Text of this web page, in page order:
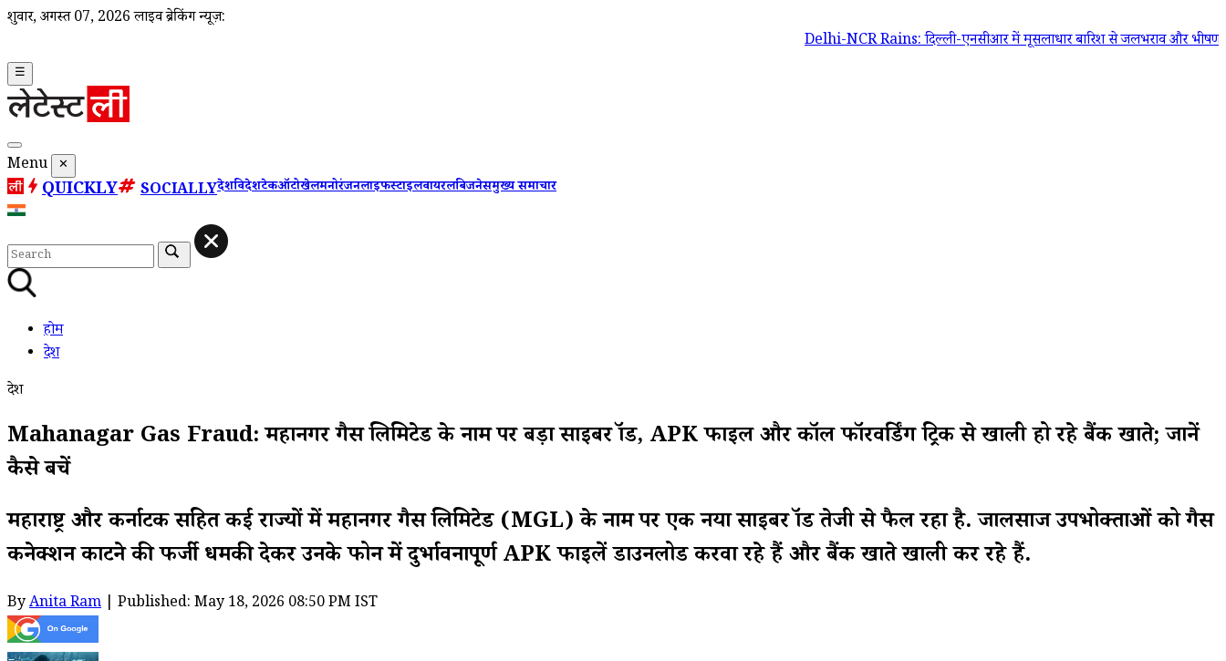
शुक्रवार, अगस्त 07, 2026 लाइव ब्रेकिंग न्यूज़:
Delhi-NCR Rains: दिल्ली-एनसीआर में मूसलाधार बारिश से जलभराव और भीषण जाम,
☰
Menu ✕
QUICKLY SOCIALLYदेशविदेशटेकऑटोखेलमनोरंजनलाइफस्टाइलवायरलबिजनेसमुख्य समाचार
होम
देश
देश
Mahanagar Gas Fraud: महानगर गैस लिमिटेड के नाम पर बड़ा साइबर फ्रॉड, APK फाइल और कॉल फॉरवर्डिंग ट्रिक से खाली हो रहे बैंक खाते; जानें
कैसे बचें
महाराष्ट्र और कर्नाटक सहित कई राज्यों में महानगर गैस लिमिटेड (MGL) के नाम पर एक नया साइबर फ्रॉड तेजी से फैल रहा है. जालसाज उपभोक्ताओं को गैस
कनेक्शन काटने की फर्जी धमकी देकर उनके फोन में दुर्भावनापूर्ण APK फाइलें डाउनलोड करवा रहे हैं और बैंक खाते खाली कर रहे हैं.
ByAnita Ram | Published: May 18, 2026 08:50 PM IST